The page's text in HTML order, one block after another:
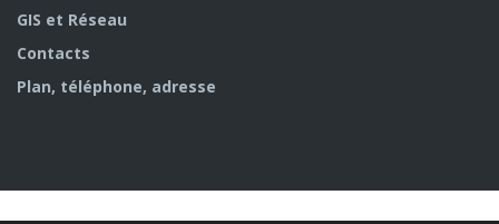
GIS et Réseau
Contacts
Plan, téléphone, adresse